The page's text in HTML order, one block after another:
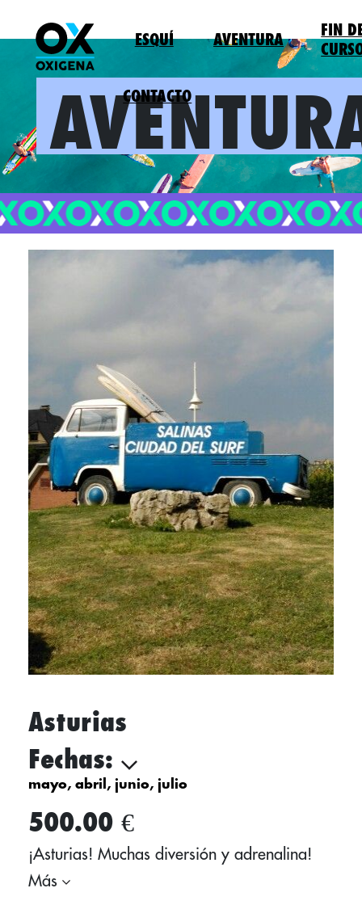
ESQUÍ AVENTURA
FIN
CONTACTO
Asturias
Fechas:
mayo, abril, junio, julio
500.00 €
¡Asturias! Muchas diversión y adrenalina!
Más